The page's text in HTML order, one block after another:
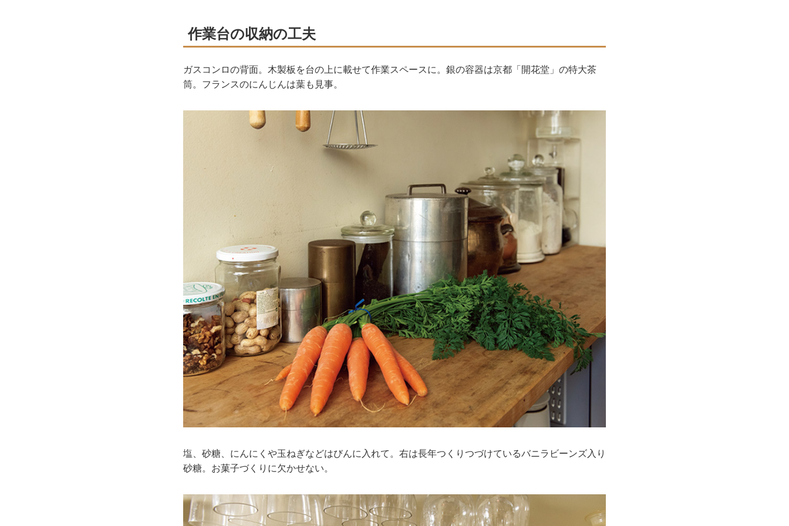
作業台の収納の工夫
ガスコンロの背面。木製板を台の上に載せて作業スペースに。銀の容器は京都「開花堂」の特大茶
筒。フランスのにんじんは葉も見事。
塩、砂糖、にんにくや玉ねぎなどはびんに入れて。右は長年つくりつづけているバニラビーンズ入り
砂糖。お菓子づくりに欠かせない。